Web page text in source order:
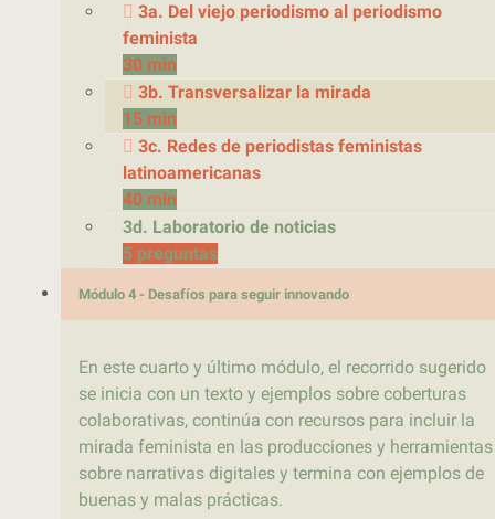
3a. Del viejo periodismo al periodismo
feminista
30 min
3b. Transversalizar la mirada
15 min
3c. Redes de periodistas feministas
latinoamericanas
40 min
3d. Laboratorio de noticias
5 preguntas
Módulo 4 - Desafíos para seguir innovando
En este cuarto y último módulo, el recorrido sugerido
se inicia con un texto y ejemplos sobre coberturas
colaborativas, continúa con recursos para incluir la
mirada feminista en las producciones y herramientas
sobre narrativas digitales y termina con ejemplos de
buenas y malas prácticas.